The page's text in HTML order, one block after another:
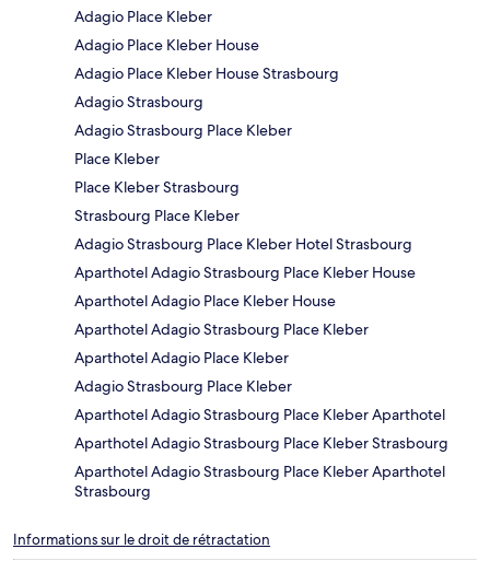
Adagio Place Kleber
Adagio Place Kleber House
Adagio Place Kleber House Strasbourg
Adagio Strasbourg
Adagio Strasbourg Place Kleber
Place Kleber
Place Kleber Strasbourg
Strasbourg Place Kleber
Adagio Strasbourg Place Kleber Hotel Strasbourg
Aparthotel Adagio Strasbourg Place Kleber House
Aparthotel Adagio Place Kleber House
Aparthotel Adagio Strasbourg Place Kleber
Aparthotel Adagio Place Kleber
Adagio Strasbourg Place Kleber
Aparthotel Adagio Strasbourg Place Kleber Aparthotel
Aparthotel Adagio Strasbourg Place Kleber Strasbourg
Aparthotel Adagio Strasbourg Place Kleber Aparthotel
Strasbourg
Informations sur le droit de rétractation